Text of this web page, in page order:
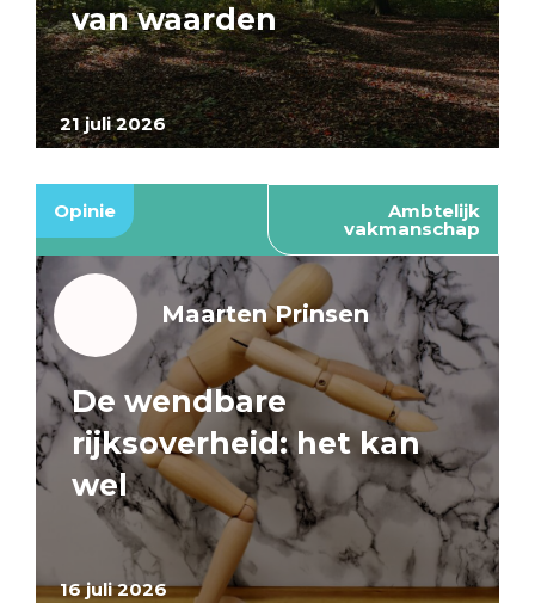
21 juli 2026
van waarden
Opinie Ambtelijk
vakmanschap
16 juli 2026
Maarten Prinsen
De wendbare
rijksoverheid: het kan
wel